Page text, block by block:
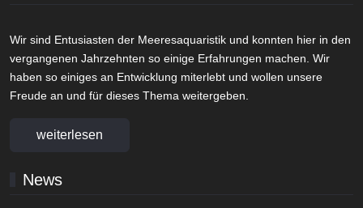
Wir sind Entusiasten der Meeresaquaristik und konnten hier in den
vergangenen Jahrzehnten so einige Erfahrungen machen. Wir
haben so einiges an Entwicklung miterlebt und wollen unsere
Freude an und für dieses Thema weitergeben.
weiterlesen
News